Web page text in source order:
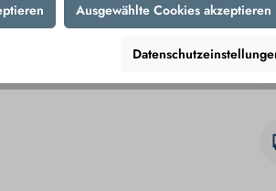
Ausgewählte Cookies akzeptieren